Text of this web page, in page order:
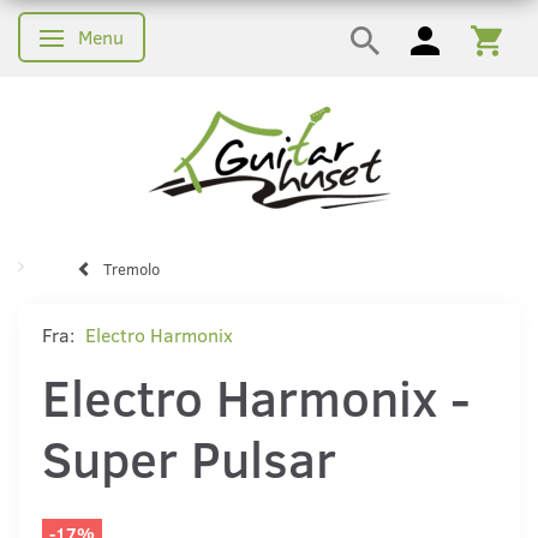
Skifte navigation
Menu
Tremolo
Fra: Electro Harmonix
Electro Harmonix -
Super Pulsar
-17%